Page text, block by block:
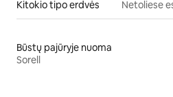
Kitokio tipo erdvės Netoliese
Būstų pajūryje nuoma
Sorell